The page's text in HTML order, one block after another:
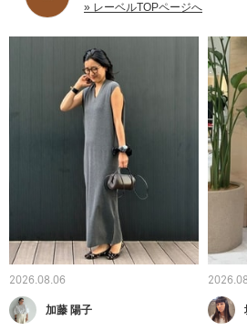
» レーベルTOPページへ
2026.08.06
加藤 陽子